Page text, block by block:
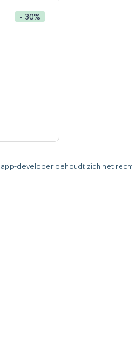
- 30%
app-developer behoudt zich het